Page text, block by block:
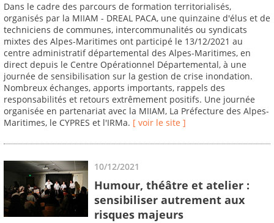
Dans le cadre des parcours de formation territorialisés,
organisés par la MIIAM - DREAL PACA, une quinzaine d'élus et de
techniciens de communes, intercommunalités ou syndicats
mixtes des Alpes-Maritimes ont participé le 13/12/2021 au
centre administratif départemental des Alpes-Maritimes, en
direct depuis le Centre Opérationnel Départemental, à une
journée de sensibilisation sur la gestion de crise inondation.
Nombreux échanges, apports importants, rappels des
responsabilités et retours extrêmement positifs. Une journée
organisée en partenariat avec la MIIAM, La Préfecture des Alpes-
Maritimes, le CYPRES et l'IRMa. [ voir le site ]
10/12/2021
Humour, théâtre et atelier :
sensibiliser autrement aux
risques majeurs